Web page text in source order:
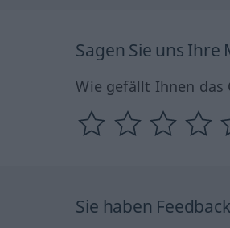
Sagen Sie uns Ihre
Wie gefällt Ihnen das
Sie haben